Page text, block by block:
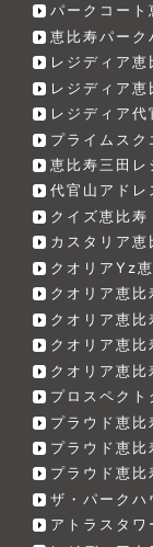
パークコー
恵比寿パーク
レジディア恵
レジディア恵
レジディア代
プライムスク
恵比寿三田レ
代官山アドレ
クイズ恵比寿
カスタリア恵
クオリアYz
クオリア恵比
クオリア恵比
クオリア恵比
クオリア恵比
プロスペクト
プラウド恵比
プラウド恵比
プラウド恵比
ザ・パークハ
アトラスタワ